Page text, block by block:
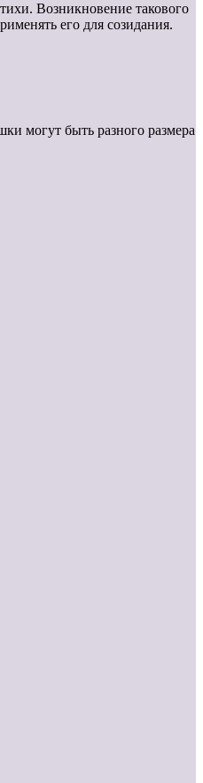
Возникновение такового
его для созидания.
могут быть разного размера